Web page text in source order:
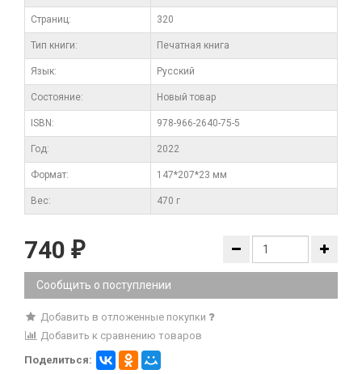
Cтраниц: 320
Тип книги: Печатная книга
Язык: Русский
Состояние: Новый товар
ISBN: 978-966-2640-75-5
Год: 2022
Формат: 147*207*23 мм
Вес: 470 г
740 ₽
Сообщить о поступлении
Добавить в отложенные покупки
Добавить к сравнению товаров
Поделиться: